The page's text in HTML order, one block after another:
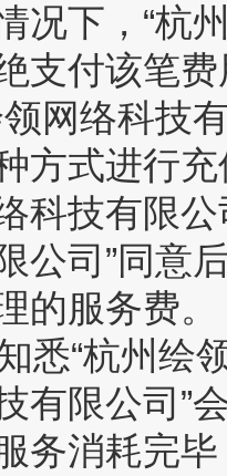
况下，“杭
支付该笔
领网络科技
方式进行
科技有限
公司”同意
的服务费。
悉“杭州绘
有限公司”
务消耗完